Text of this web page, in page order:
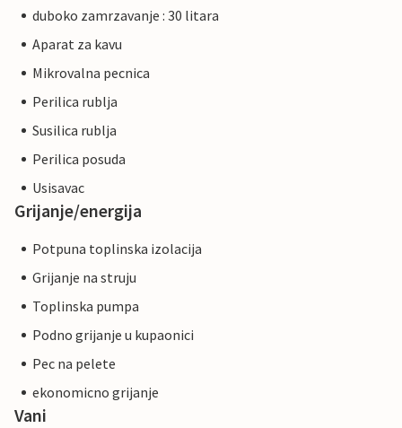
duboko zamrzavanje : 30 litara
Aparat za kavu
Mikrovalna pecnica
Perilica rublja
Susilica rublja
Perilica posuda
Usisavac
Grijanje/energija
Potpuna toplinska izolacija
Grijanje na struju
Toplinska pumpa
Podno grijanje u kupaonici
Pec na pelete
ekonomicno grijanje
Vani